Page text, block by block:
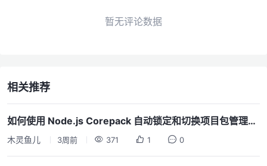
暂无评论数据
相关推荐
如何使用 Node.js Corepack 自动锁定和切换项目包管理器版本
木灵鱼儿 3周前 371 1 0